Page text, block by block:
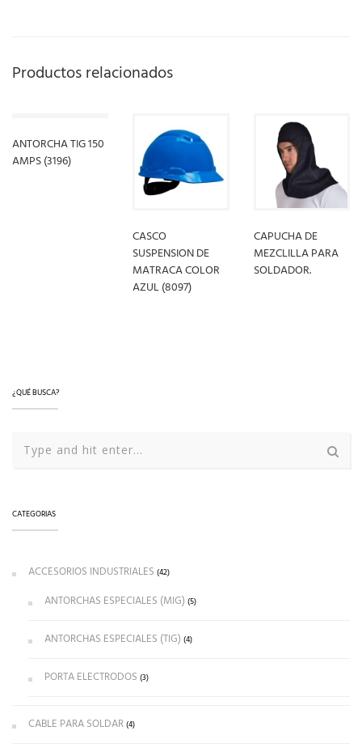
Productos relacionados
ANTORCHA TIG 150
AMPS (3196)
CASCO
SUSPENSION DE
MATRACA COLOR
AZUL (8097)
CAPUCHA DE
MEZCLILLA PARA
SOLDADOR.
¿QUÉ BUSCA?
CATEGORIAS
ACCESORIOS INDUSTRIALES (42)
ANTORCHAS ESPECIALES (MIG) (5)
ANTORCHAS ESPECIALES (TIG) (4)
PORTA ELECTRODOS (3)
CABLE PARA SOLDAR(4)